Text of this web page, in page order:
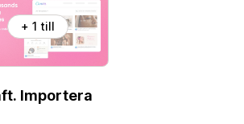
+ 1 till
Importera